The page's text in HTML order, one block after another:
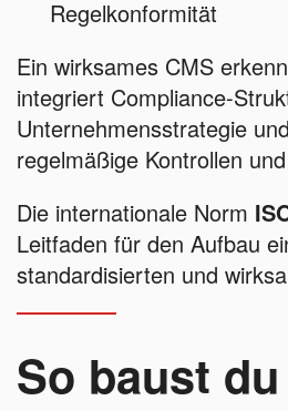
Regelkonformität
Ein wirksames CMS
integriert Compliance-
Unternehmensstrategie
regelmäßige Kontrollen
Die internationale Norm
Leitfaden für den Aufbau
standardisierten und
So baust